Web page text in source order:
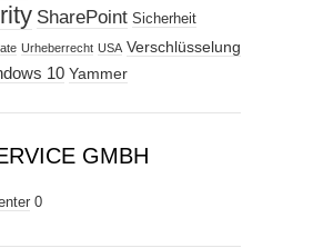
SharePoint Sicherheit
Urheberrecht USA Verschlüsselung
10 Yammer
GMBH
0